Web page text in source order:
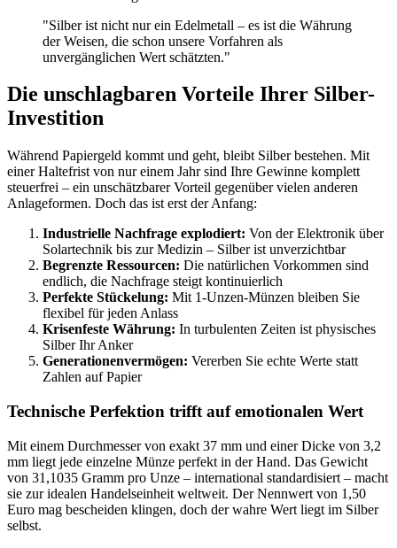
"Silber ist nicht nur ein Edelmetall – es ist die Währung
der Weisen, die schon unsere Vorfahren als
unvergänglichen Wert schätzten."
Die unschlagbaren Vorteile Ihrer Silber-
Investition
Während Papiergeld kommt und geht, bleibt Silber bestehen. Mit
einer Haltefrist von nur einem Jahr sind Ihre Gewinne komplett
steuerfrei – ein unschätzbarer Vorteil gegenüber vielen anderen
Anlageformen. Doch das ist erst der Anfang:
Industrielle Nachfrage explodiert: Von der Elektronik über
Solartechnik bis zur Medizin – Silber ist unverzichtbar
Begrenzte Ressourcen: Die natürlichen Vorkommen sind
endlich, die Nachfrage steigt kontinuierlich
Perfekte Stückelung: Mit 1-Unzen-Münzen bleiben Sie
flexibel für jeden Anlass
Krisenfeste Währung: In turbulenten Zeiten ist physisches
Silber Ihr Anker
Generationenvermögen: Vererben Sie echte Werte statt
Zahlen auf Papier
Technische Perfektion trifft auf emotionalen Wert
Mit einem Durchmesser von exakt 37 mm und einer Dicke von 3,2
mm liegt jede einzelne Münze perfekt in der Hand. Das Gewicht
von 31,1035 Gramm pro Unze – international standardisiert – macht
sie zur idealen Handelseinheit weltweit. Der Nennwert von 1,50
Euro mag bescheiden klingen, doch der wahre Wert liegt im Silber
selbst.